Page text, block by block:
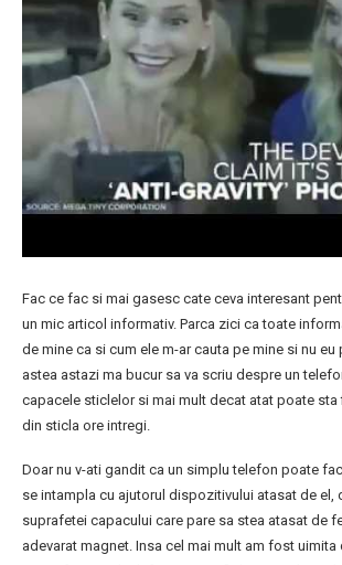
Fac ce fac si mai gasesc cate ceva interesant
un mic articol informativ. Parca zici ca toate
de mine ca si cum ele m-ar cauta pe mine si nu eu
astea astazi ma bucur sa va scriu despre un
capacele sticlelor si mai mult decat atat poate
din sticla ore intregi.
Doar nu v-ati gandit ca un simplu telefon poate
se intampla cu ajutorul dispozitivului atasat de el,
suprafetei capacului care pare sa stea atasat de
adevarat magnet. Insa cel mai mult am fost uimita